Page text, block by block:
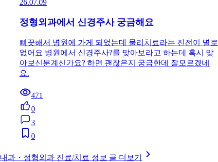
26.07.09
정형외과에서 신경주사 궁금해요
삐끗해서 병원에 가게 되었는데 물리치료라는 진전이 별로
없어요 병원에서 신경주사?를 맞아보라고 하는데 혹시 맞
아보신분계신가요? 하면 괜찮은지 궁금한데 잘모르겠네
요.
471
0
3
0
내과・정형외과 진료/치료 정보 글 더보기